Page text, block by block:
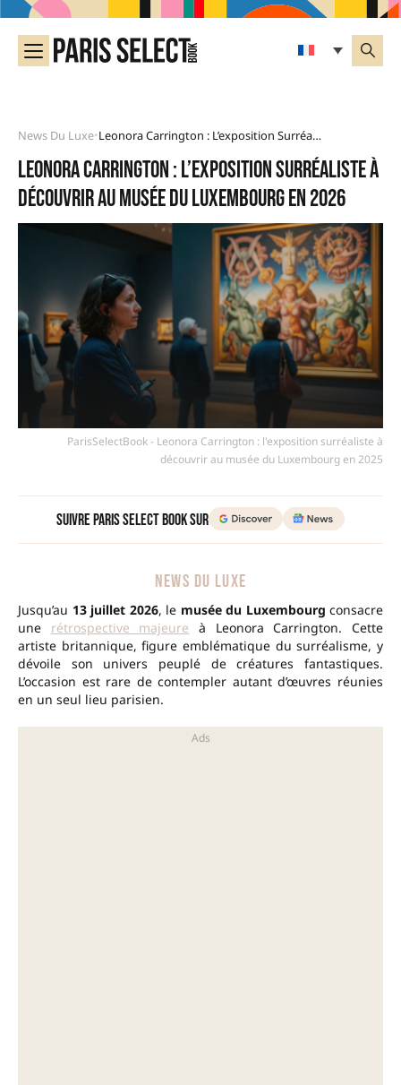
News Du Luxe• Leonora Carrington : L’exposition Surréaliste À Découvrir Au Musée Du Luxembourg En 2026
Leonora Carrington : l’exposition surréaliste à
découvrir au musée du Luxembourg en 2026
ParisSelectBook - Leonora Carrington : l'exposition surréaliste à
découvrir au musée du Luxembourg en 2025
Suivre Paris Select Book sur
NEWS DU LUXE
Jusqu’au 13 juillet 2026, le musée du Luxembourg consacre
une rétrospective majeure à Leonora Carrington. Cette
artiste britannique, figure emblématique du surréalisme, y
dévoile son univers peuplé de créatures fantastiques.
L’occasion est rare de contempler autant d’œuvres réunies
en un seul lieu parisien.